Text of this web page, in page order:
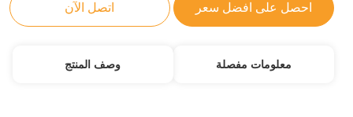
احصل على افضل سعر اتصل الآن
معلومات مفصلة وصف المنتج